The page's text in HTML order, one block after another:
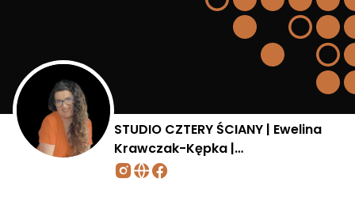
STUDIO CZTERY ŚCIANY | Ewelina
Krawczak-Kępka |
@zczterechscian